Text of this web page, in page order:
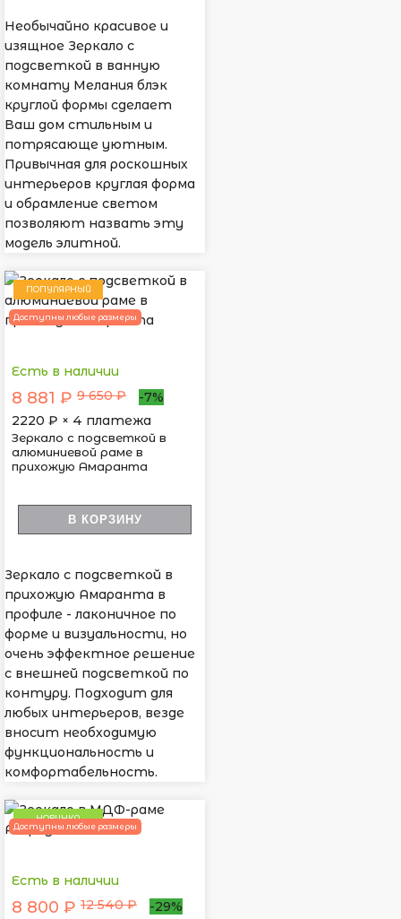
Необычайно красивое и
изящное Зеркало с
подсветкой в ванную
комнату Мелания блэк
круглой формы сделает
Ваш дом стильным и
потрясающе уютным.
Привычная для роскошных
интерьеров круглая форма
и обрамление светом
позволяют назвать эту
модель элитной.
ПОПУЛЯРНЫЙ
Доступны любые размеры
Есть в наличии
8 881 ₽ 9 650 ₽
-7%
2220 ₽ × 4 платежа
Зеркало с подсветкой в
алюминиевой раме в
прихожую Амаранта
В КОРЗИНУ
Зеркало с подсветкой в
прихожую Амаранта в
профиле - лаконичное по
форме и визуальности, но
очень эффектное решение
с внешней подсветкой по
контуру. Подходит для
любых интерьеров, везде
вносит необходимую
функциональность и
комфортабельность.
НОВИНКА
Доступны любые размеры
Есть в наличии
8 800 ₽ 12 540 ₽
-29%